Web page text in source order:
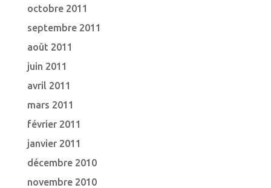
octobre 2011
septembre 2011
août 2011
juin 2011
avril 2011
mars 2011
février 2011
janvier 2011
décembre 2010
novembre 2010